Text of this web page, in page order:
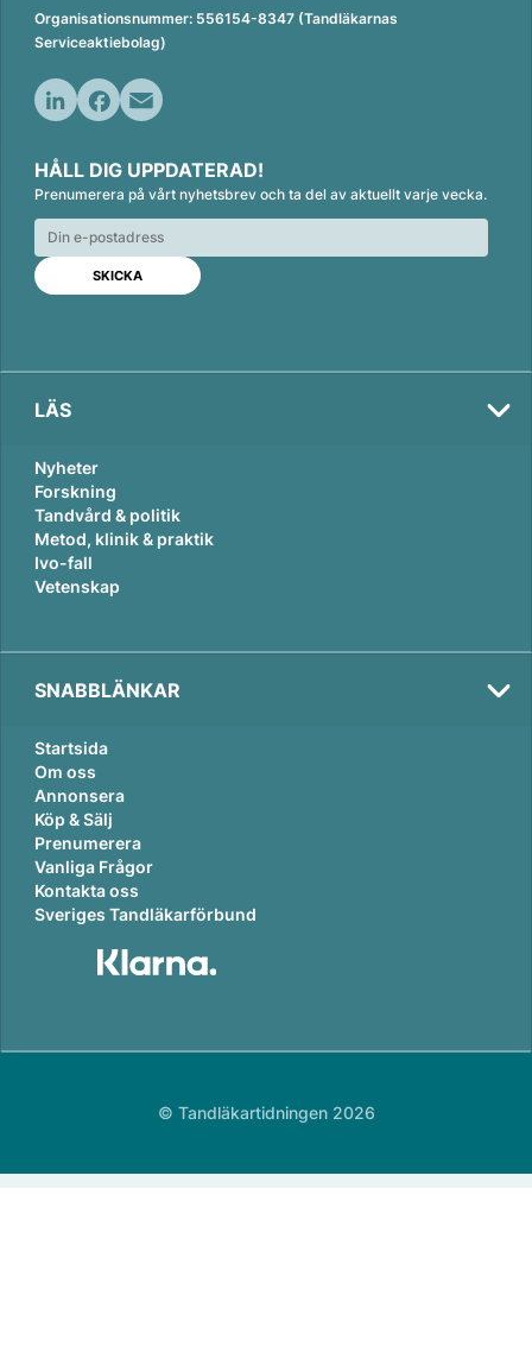
Organisationsnummer: 556154-8347 (Tandläkarnas
Serviceaktiebolag)
n
k
e
d
n
c
e
b
o
o
k
a
i
l
HÅLL DIG UPPDATERAD!
Prenumerera på vårt nyhetsbrev och ta del av aktuellt varje vecka.
LÄS
Nyheter
Forskning
Tandvård & politik
Metod, klinik & praktik
Ivo-fall
Vetenskap
SNABBLÄNKAR
Startsida
Om oss
Annonsera
Köp & Sälj
Prenumerera
Vanliga Frågor
Kontakta oss
Sveriges Tandläkarförbund
© Tandläkartidningen 2026